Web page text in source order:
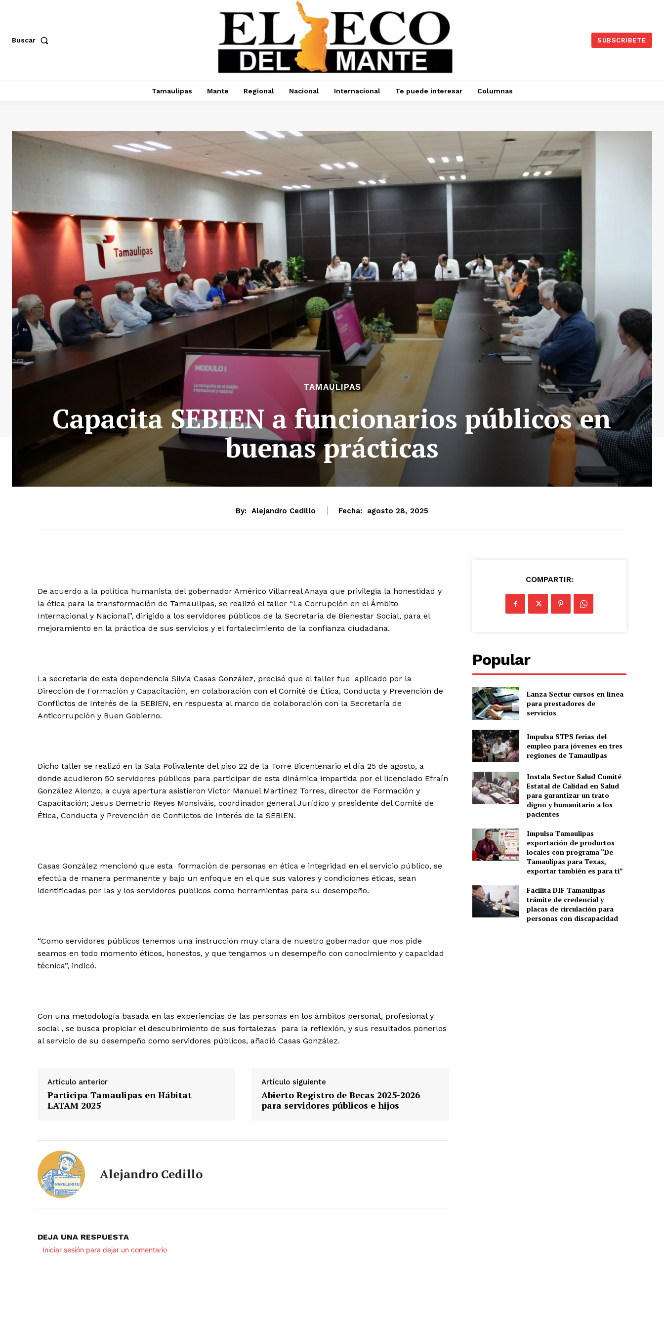
Buscar SUBSCRIBETE
Tamaulipas Mante Regional Nacional Internacional Te puede interesar Columnas
TAMAULIPAS
Capacita SEBIEN a funcionarios públicos en
buenas prácticas
By: Alejandro Cedillo Fecha: agosto 28, 2025
De acuerdo a la política humanista del gobernador Américo Villarreal Anaya que privilegia la honestidad y
la ética para la transformación de Tamaulipas, se realizó el taller “La Corrupción en el Ámbito
Internacional y Nacional”, dirigido a los servidores públicos de la Secretaría de Bienestar Social, para el
mejoramiento en la práctica de sus servicios y el fortalecimiento de la confianza ciudadana.
La secretaria de esta dependencia Silvia Casas González, precisó que el taller fue aplicado por la
Dirección de Formación y Capacitación, en colaboración con el Comité de Ética, Conducta y Prevención de
Conflictos de Interés de la SEBIEN, en respuesta al marco de colaboración con la Secretaría de
Anticorrupción y Buen Gobierno.
Dicho taller se realizó en la Sala Polivalente del piso 22 de la Torre Bicentenario el día 25 de agosto, a
donde acudieron 50 servidores públicos para participar de esta dinámica impartida por el licenciado Efraín
González Alonzo, a cuya apertura asistieron Víctor Manuel Martínez Torres, director de Formación y
Capacitación; Jesus Demetrio Reyes Monsiváis, coordinador general Jurídico y presidente del Comité de
Ética, Conducta y Prevención de Conflictos de Interés de la SEBIEN.
Casas González mencionó que esta formación de personas en ética e integridad en el servicio público, se
efectúa de manera permanente y bajo un enfoque en el que sus valores y condiciones éticas, sean
identificadas por las y los servidores públicos como herramientas para su desempeño.
“Como servidores públicos tenemos una instrucción muy clara de nuestro gobernador que nos pide
seamos en todo momento éticos, honestos, y que tengamos un desempeño con conocimiento y capacidad
técnica”, indicó.
Con una metodología basada en las experiencias de las personas en los ámbitos personal, profesional y
social , se busca propiciar el descubrimiento de sus fortalezas para la reflexión, y sus resultados ponerlos
al servicio de su desempeño como servidores públicos, añadió Casas González.
Artículo anterior
Participa Tamaulipas en Hábitat
LATAM 2025
Artículo siguiente
Abierto Registro de Becas 2025-2026
para servidores públicos e hijos
Alejandro Cedillo
DEJA UNA RESPUESTA
Iniciar sesión para dejar un comentario
COMPARTIR:
Popular
Lanza Sectur cursos en línea
para prestadores de
servicios
Impulsa STPS ferias del
empleo para jóvenes en tres
regiones de Tamaulipas
Instala Sector Salud Comité
Estatal de Calidad en Salud
para garantizar un trato
digno y humanitario a los
pacientes
Impulsa Tamaulipas
exportación de productos
locales con programa “De
Tamaulipas para Texas,
exportar también es para ti”
Facilita DIF Tamaulipas
trámite de credencial y
placas de circulación para
personas con discapacidad